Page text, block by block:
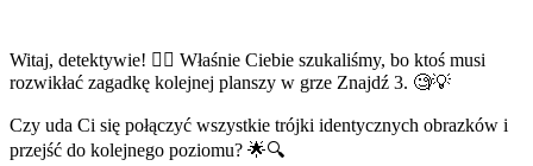
Witaj, detektywie! 🕵️‍♂️ Właśnie Ciebie szukaliśmy, bo ktoś musi
rozwikłać zagadkę kolejnej planszy w grze Znajdź 3. 🧐💡
Czy uda Ci się połączyć wszystkie trójki identycznych obrazków i
przejść do kolejnego poziomu? 🌟🔍